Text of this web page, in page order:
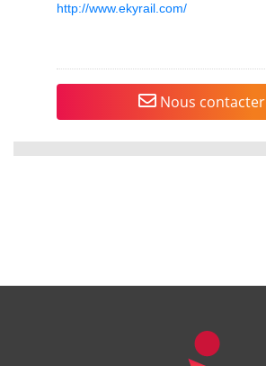
http://www.ekyrail.com/
Nous contacter